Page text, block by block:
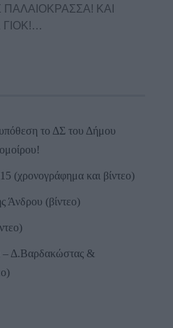
ΠΑΛΑIΟΚΡΑΣΣΑ! ΚΑΙ
το ΔΣ του Δήμου
(χρονογράφημα και βίντεο)
Άνδρου (βίντεο)
– Δ.Βαρδακώστας &